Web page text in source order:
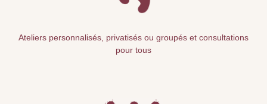
Ateliers personnalisés, privatisés ou groupés et consultations
pour tous